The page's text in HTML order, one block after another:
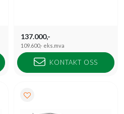
137.000,-
109.600,- eks.mva
KONTAKT OSS